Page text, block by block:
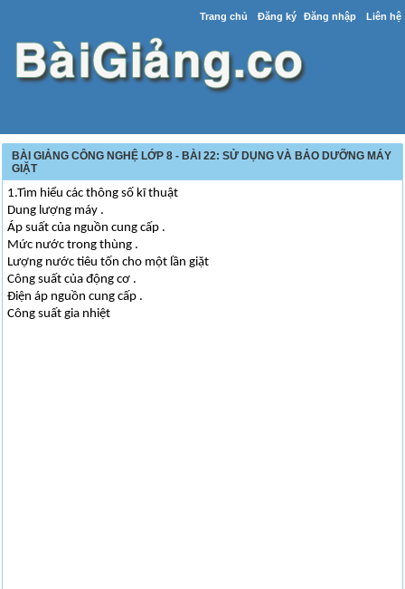
Trang chủ Đăng ký Đăng nhập Liên hệ
BÀI GIẢNG CÔNG NGHỆ LỚP 8 - BÀI 22: SỬ DỤNG VÀ BẢO DƯỠNG MÁY
GIẶT
1.Tìm hiểu các thông số kĩ thuật
Dung lượng máy .
Áp suất của nguồn cung cấp .
Mức nước trong thùng .
Lượng nước tiêu tốn cho một lần giặt
Công suất của động cơ .
Điện áp nguồn cung cấp .
Công suất gia nhiệt